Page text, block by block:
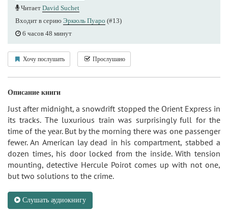
Читает David Suchet
Входит в серию Эркюль Пуаро (#13)
6 часов 48 минут
Хочу послушать Прослушано
Описание книги
Just after midnight, a snowdrift stopped the Orient Express in
its tracks. The luxurious train was surprisingly full for the
time of the year. But by the morning there was one passenger
fewer. An American lay dead in his compartment, stabbed a
dozen times, his door locked from the inside. With tension
mounting, detective Hercule Poirot comes up with not one,
but two solutions to the crime.
Слушать аудиокнигу